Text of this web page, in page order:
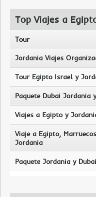
Top Viajes a
Tour
Jordania Viajes
Tour Egipto Israel y
Paquete Dubai Jordania
Viajes a Egipto y
Viaje a Egipto,
Jordania
Paquete Jordania y Dubai